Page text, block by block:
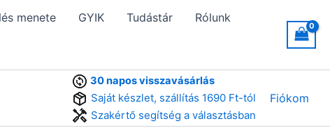
menete GYIK Tudástár Rólunk
30 napos visszavásárlás
Saját készlet, szállítás 1690 Ft-tól
Szakértő segítség a választásban
Fiókom